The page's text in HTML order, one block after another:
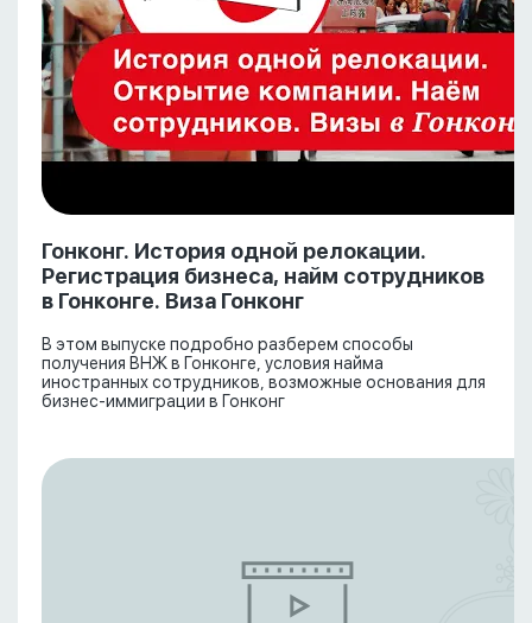
Гонконг. История одной релокации.
Регистрация бизнеса, найм сотрудников
в Гонконге. Виза Гонконг
В этом выпуске подробно разберем способы
получения ВНЖ в Гонконге, условия найма
иностранных сотрудников, возможные основания для
бизнес-иммиграции в Гонконг